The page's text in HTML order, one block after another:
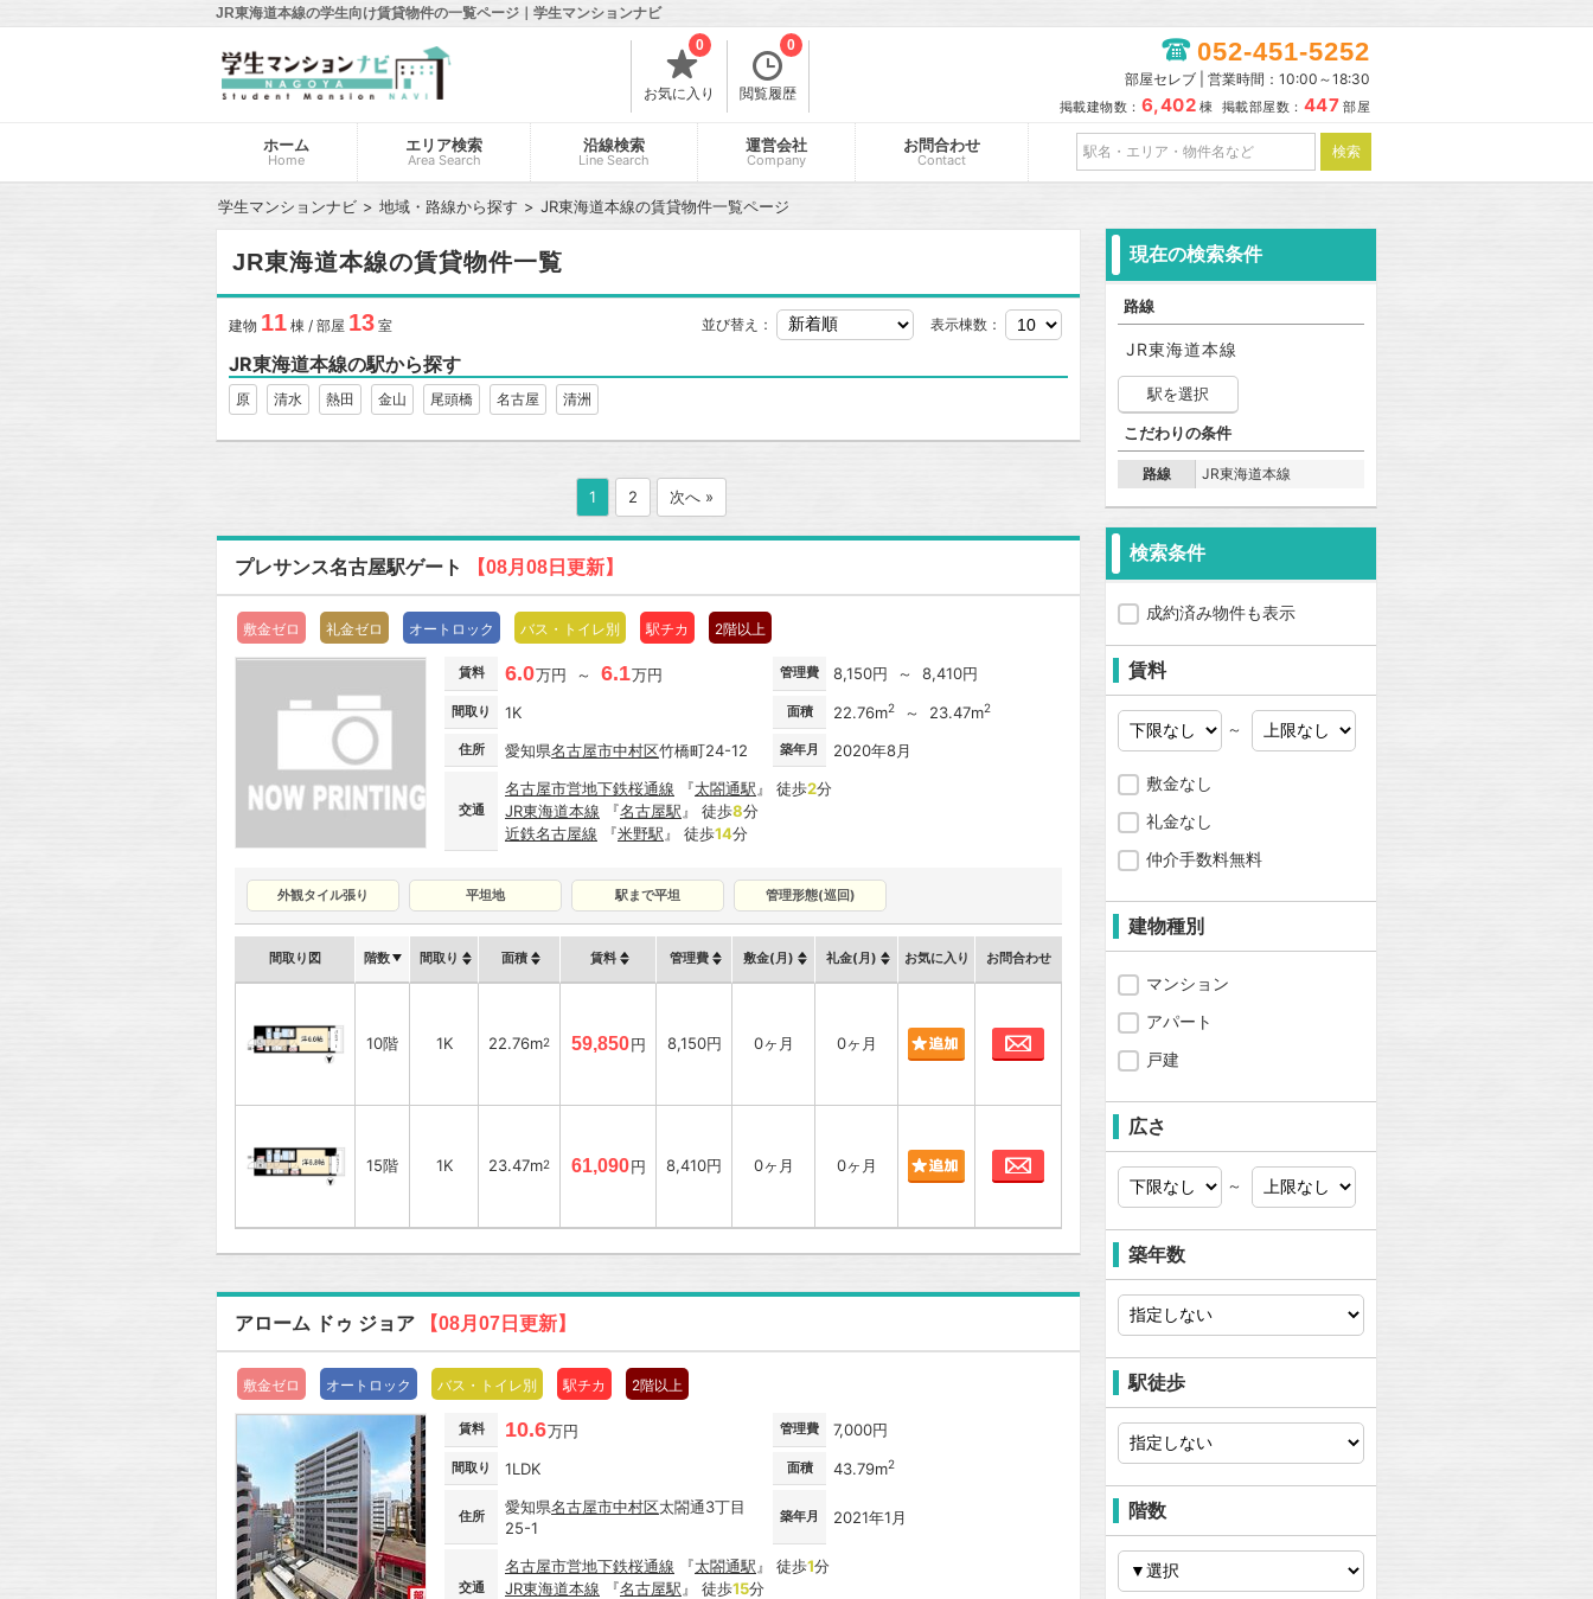
JR東海道本線の学生向け賃貸物件の一覧ページ｜学生マンションナビ
お気に入り
0
閲覧履歴
0 052-451-5252
部屋セレブ | 営業時間：10:00～18:30
掲載建物数： 6,402 棟 掲載部屋数： 447 部屋
ホーム
Home
エリア検索
Area Search
沿線検索
Line Search
運営会社
Company
お問合わせ
Contact
学生マンションナビ 地域・路線から探す JR東海道本線の賃貸物件一覧ページ
JR東海道本線の賃貸物件一覧
建物 11 棟 / 部屋 13 室 並び替え：
JR東海道本線の駅から探す
原 清水 熱田 金山 尾頭橋 名古屋 清洲
表示棟数：
1 2 次へ »
プレサンス名古屋駅ゲート 【08月08日更新】
敷金ゼロ 礼金ゼロ オートロック バス・トイレ別 駅チカ 2階以上
賃料 6.0万円 ～ 6.1万円 管理費 8,150円 ～ 8,410円
間取り 1K 面積 22.76m2 ～ 23.47m2
住所 愛知県名古屋市中村区竹橋町24-12 築年月 2020年8月
交通
名古屋市営地下鉄桜通線 『太閤通駅 』 徒歩2分
JR東海道本線 『名古屋駅 』 徒歩8分
近鉄名古屋線 『米野駅 』 徒歩14分
外観タイル張り 平坦地 駅まで平坦 管理形態(巡回)
間取り図 階数 間取り 面積 賃料 管理費 敷金(月) 礼金(月) お気に入り お問合わせ
10階 1K 22.76m2 59,850円 8,150円 0ヶ月 0ヶ月 お問合わせ
15階 1K 23.47m2 61,090円 8,410円 0ヶ月 0ヶ月 お問合わせ
アローム ドゥ ジョア 【08月07日更新】
敷金ゼロ オートロック バス・トイレ別 駅チカ 2階以上
賃料 10.6万円 管理費 7,000円
間取り 1LDK 面積 43.79m2
住所 愛知県名古屋市中村区太閤通3丁目
25-1
築年月 2021年1月
交通
名古屋市営地下鉄桜通線 『太閤通駅 』 徒歩1分
JR東海道本線 『名古屋駅 』 徒歩15分
現在の検索条件
路線
JR東海道本線
駅を選択
こだわりの条件
路線 JR東海道本線
検索条件
成約済み物件も表示
賃料
～
敷金なし
礼金なし
仲介手数料無料
建物種別
マンション
アパート
戸建
広さ
～
築年数
駅徒歩
階数